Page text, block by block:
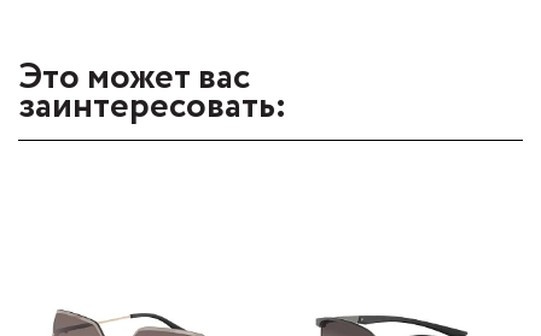
Это может вас
заинтересовать: